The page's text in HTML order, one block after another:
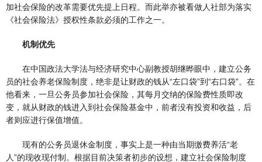
加社会保险的改革需要优先提上日程。而此举亦被看做人社部为落实
《社会保险法》授权性条款必须的工作之一。
机制优先
在中国政法大学法与经济研究中心副教授胡继晔眼中，建立公务
员的社会养老保险制度，绝非是让财政的钱从“左口袋”到“右口袋”。在
他看来，一旦公务员参加社会保险，其每月交纳的保险费性质即改
变，就从财政的钱进入到社会保险基金中，前者没有投资和收益，后
者则应进行保值增值。
现有的公务员退休金制度，事实上是一种由当期缴费养活“老
人”的现收现付制。根据目前决策者初步的设想，建立社会保险制度